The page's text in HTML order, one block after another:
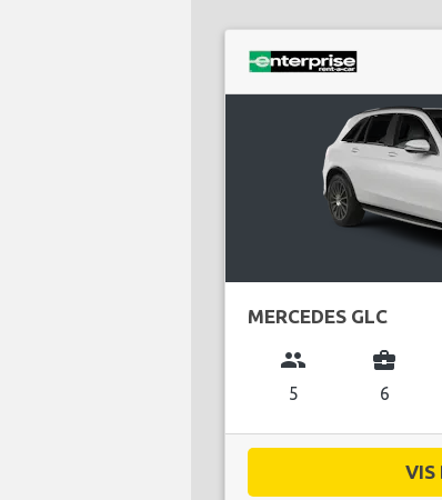
MERCEDES GLC
group
5
business_center
6
VIS